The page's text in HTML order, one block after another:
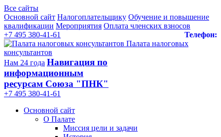
Все сайты
Основной сайт Налогоплательщику Обучение и повышение
квалификации Мероприятия Оплата членских взносов
Телефон:
+7 495 380-41-61
Палата налоговых
консультантов
Нам 24 года Навигация по
информационным
ресурсам Союза "ПНК"
+7 495 380‑41‑61
Основной сайт
О Палате
Миссия цели и задачи